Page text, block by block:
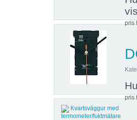
pris
pris